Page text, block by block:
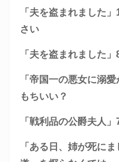
「夫を盗まれました
さい
「夫を盗まれました
「帝国一の悪女に溺
もちいい？
「戦利品の公爵夫人
「ある日、姉が死に